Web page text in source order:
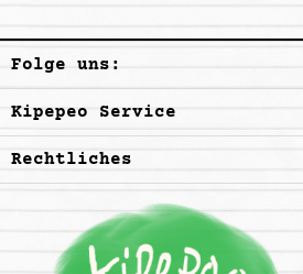
Folge uns:
Kipepeo Service
Rechtliches